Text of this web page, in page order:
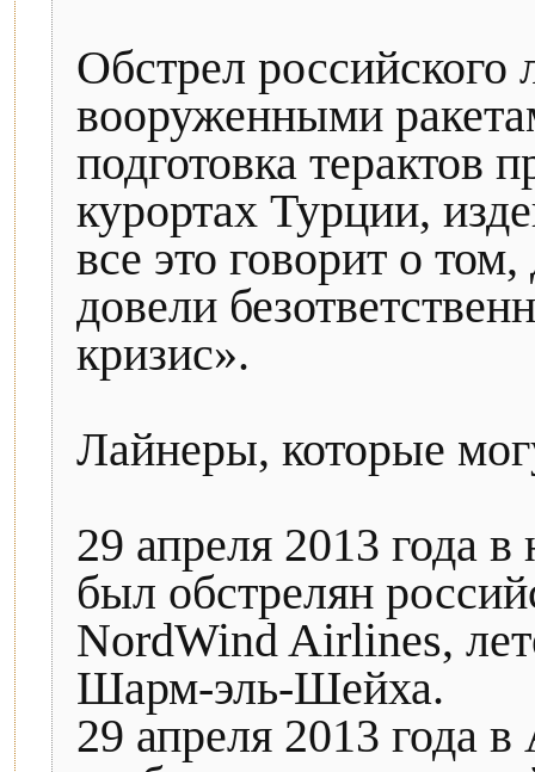
Обстрел российского
вооруженными
подготовка терактов
курортах Турции,
все это говорит о
довели
кризис».
Лайнеры, которые
29 апреля 2013 года
был обстрелян
NordWind Airlines,
Шарм-эль-Шейха.
29 апреля 2013 года